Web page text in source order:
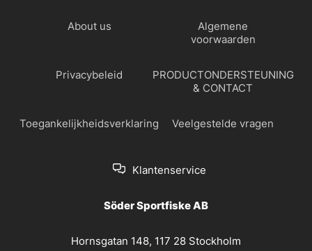
About us
Algemene
voorwaarden
Privacybeleid
PRODUCTONDERSTEUNING
& CONTACT
Toegankelijkheidsverklaring Veelgestelde vragen
Klantenservice
Söder Sportfiske AB
Hornsgatan 148, 117 28 Stockholm